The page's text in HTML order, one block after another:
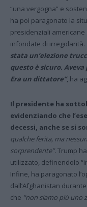
“una vergogna” e
ha poi paragonato la
presidenziali americane
infondate di irregolarità.
stata un’elezione
questo è sicuro.
Era un dittatore”, ha
Il presidente ha
evidenziando che
decessi, anche se si
qualche ferita, ma
sorprendente”.Trump
utilizzato, definendolo
Infine, ha paragonato
dall’Afghanistan
che “non siamo più uno